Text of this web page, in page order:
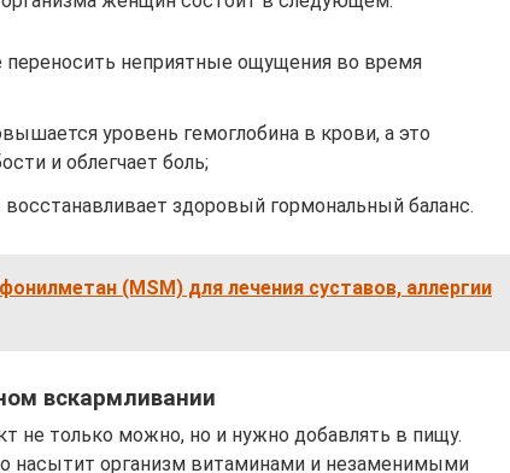
переносить неприятные ощущения во время
уровень гемоглобина в крови, а это
и облегчает боль;
здоровый гормональный баланс.
(MSM) для лечения суставов, аллергии
вскармливании
не только можно, но и нужно добавлять в пищу.
насытит организм витаминами и незаменимыми